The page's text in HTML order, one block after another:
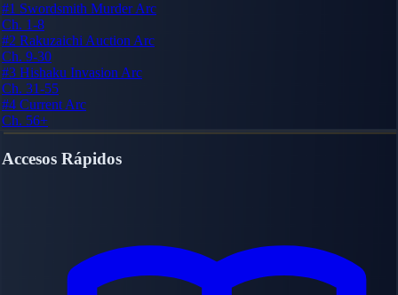
#1 Swordsmith Murder Arc
Ch. 1-8
#2 Rakuzaichi Auction Arc
Ch. 9-30
#3 Hishaku Invasion Arc
Ch. 31-55
#4 Current Arc
Ch. 56+
Accesos Rápidos